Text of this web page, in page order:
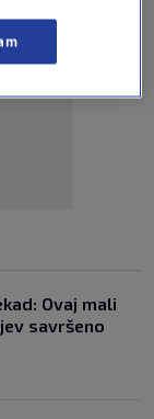
Ovaj mali
savršeno